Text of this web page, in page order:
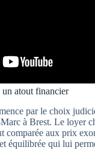
atout financier
par le choix
à Brest. Le loyer
comparée aux prix
équilibrée qui lui